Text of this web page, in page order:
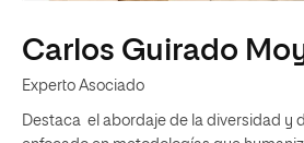
Carlos Guirado
Experto Asociado
Destaca el abordaje de la diversidad y